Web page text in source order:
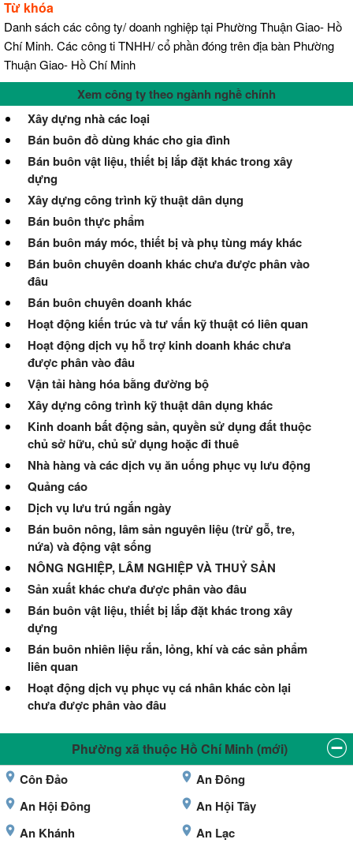
Từ khóa
Danh sách các công ty/ doanh nghiệp tại Phường Thuận Giao- Hồ
Chí Minh. Các công ti TNHH/ cổ phần đóng trên địa bàn Phường
Thuận Giao- Hồ Chí Minh
Xem công ty theo ngành nghề chính
Xây dựng nhà các loại
Bán buôn đồ dùng khác cho gia đình
Bán buôn vật liệu, thiết bị lắp đặt khác trong xây
dựng
Xây dựng công trình kỹ thuật dân dụng
Bán buôn thực phẩm
Bán buôn máy móc, thiết bị và phụ tùng máy khác
Bán buôn chuyên doanh khác chưa được phân vào
đâu
Bán buôn chuyên doanh khác
Hoạt động kiến trúc và tư vấn kỹ thuật có liên quan
Hoạt động dịch vụ hỗ trợ kinh doanh khác chưa
được phân vào đâu
Vận tải hàng hóa bằng đường bộ
Xây dựng công trình kỹ thuật dân dụng khác
Kinh doanh bất động sản, quyền sử dụng đất thuộc
chủ sở hữu, chủ sử dụng hoặc đi thuê
Nhà hàng và các dịch vụ ăn uống phục vụ lưu động
Quảng cáo
Dịch vụ lưu trú ngắn ngày
Bán buôn nông, lâm sản nguyên liệu (trừ gỗ, tre,
nứa) và động vật sống
NÔNG NGHIỆP, LÂM NGHIỆP VÀ THUỶ SẢN
Sản xuất khác chưa được phân vào đâu
Bán buôn vật liệu, thiết bị lắp đặt khác trong xây
dựng
Bán buôn nhiên liệu rắn, lỏng, khí và các sản phẩm
liên quan
Hoạt động dịch vụ phục vụ cá nhân khác còn lại
chưa được phân vào đâu
Phường xã thuộc Hồ Chí Minh (mới)
Côn Đảo
An Đông
An Hội Đông
An Hội Tây
An Khánh
An Lạc